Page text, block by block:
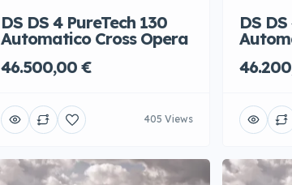
DS DS 4 PureTech 130
Automatico Cross Opera
46.500,00 €
405 Views
DS